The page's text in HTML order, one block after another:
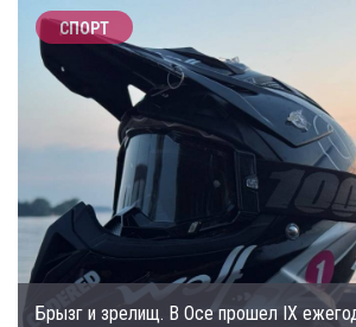
СПОРТ
Брызг и зрелищ. В Осе прошел IX